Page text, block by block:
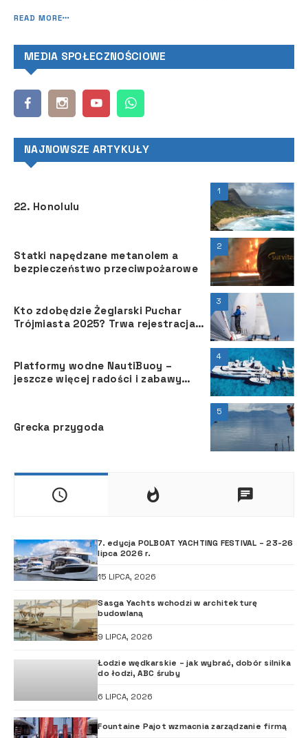
prowadzone przez profesjonalistów, ale także możliwości nawiązania
READ MORE
MEDIA SPOŁECZNOŚCIOWE
NAJNOWSZE ARTYKUŁY
1
22. Honolulu
2
Statki napędzane metanolem a
bezpieczeństwo przeciwpożarowe
3
Kto zdobędzie Żeglarski Puchar
Trójmiasta 2025? Trwa rejestracja
4
Platformy wodne NautiBuoy –
jeszcze więcej radości i zabawy
5
Grecka przygoda
7. edycja POLBOAT YACHTING FESTIVAL – 23-26
lipca 2026 r.
15 LIPCA, 2026
Sasga Yachts wchodzi w architekturę
budowlaną
9 LIPCA, 2026
Łodzie wędkarskie – jak wybrać, dobór silnika
do łodzi, ABC śruby
6 LIPCA, 2026
Fountaine Pajot wzmacnia zarządzanie firmą